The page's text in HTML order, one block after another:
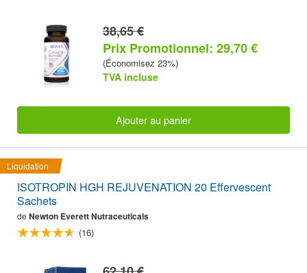
38,65 €
Prix Promotionnel: 29,70 €
(Économisez 23%)
TVA incluse
Ajouter au panier
Liquidation
ISOTROPIN HGH REJUVENATION 20 Effervescent
Sachets
de Newton Everett Nutraceuticals
(16)